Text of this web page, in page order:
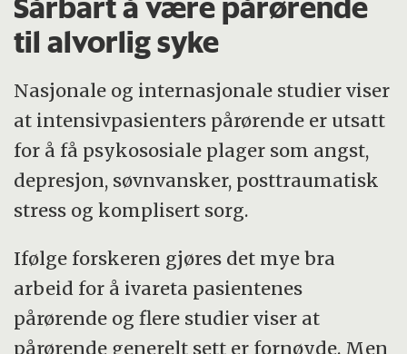
Sårbart å være pårørende
til alvorlig syke
Nasjonale og internasjonale studier viser
at intensivpasienters pårørende er utsatt
for å få psykososiale plager som angst,
depresjon, søvnvansker, posttraumatisk
stress og komplisert sorg.
Ifølge forskeren gjøres det mye bra
arbeid for å ivareta pasientenes
pårørende og flere studier viser at
pårørende generelt sett er fornøyde. Men